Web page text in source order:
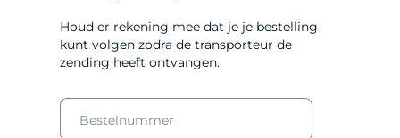
Houd er rekening mee dat je je bestelling
kunt volgen zodra de transporteur de
zending heeft ontvangen.
Bestelnummer